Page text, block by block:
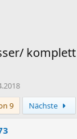
9
Nächste